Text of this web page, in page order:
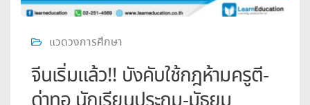
แวดวงการศึกษา
จีนเริ่มแล้ว!! บังคับใช้กฎห้ามครูตี-